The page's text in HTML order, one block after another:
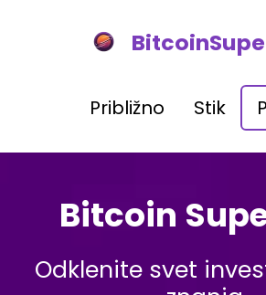
Približno Stik
Bitcoin
Odklenite svet